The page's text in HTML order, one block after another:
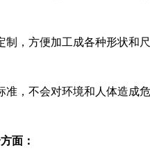
，方便加工成各种形状和
，不会对环境和人体造成危
面：